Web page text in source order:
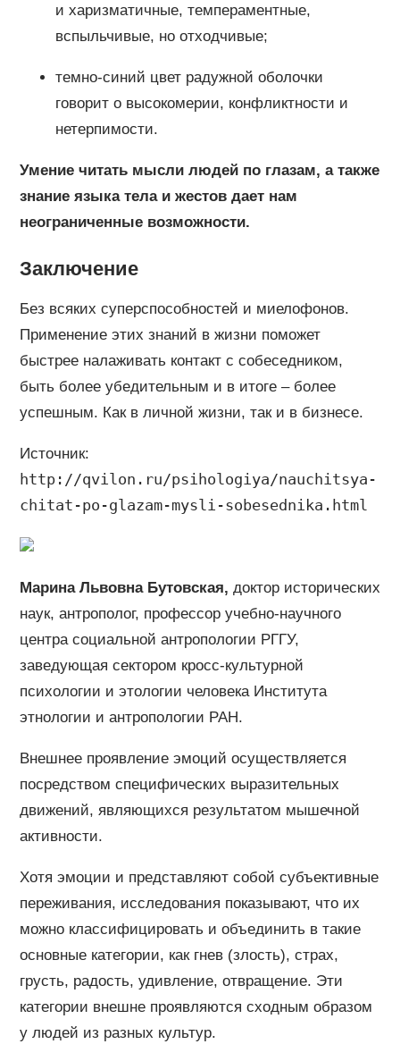
и харизматичные, темпераментные,
вспыльчивые, но отходчивые;
темно-синий цвет радужной оболочки
говорит о высокомерии, конфликтности и
нетерпимости.
Умение читать мысли людей по глазам, а также
знание языка тела и жестов дает нам
неограниченные возможности.
Заключение
Без всяких суперспособностей и миелофонов.
Применение этих знаний в жизни поможет
быстрее налаживать контакт с собеседником,
быть более убедительным и в итоге – более
успешным. Как в личной жизни, так и в бизнесе.
Источник:
http://qvilon.ru/psihologiya/nauchitsya-
chitat-po-glazam-mysli-sobesednika.html
Марина Львовна Бутовская, доктор исторических
наук, антрополог, профессор учебно-научного
центра социальной антропологии РГГУ,
заведующая сектором кросс-культурной
психологии и этологии человека Института
этнологии и антропологии РАН.
Внешнее проявление эмоций осуществляется
посредством специфических выразительных
движений, являющихся результатом мышечной
активности.
Хотя эмоции и представляют собой субъективные
переживания, исследования показывают, что их
можно классифицировать и объединить в такие
основные категории, как гнев (злость), страх,
грусть, радость, удивление, отвращение. Эти
категории внешне проявляются сходным образом
у людей из разных культур.